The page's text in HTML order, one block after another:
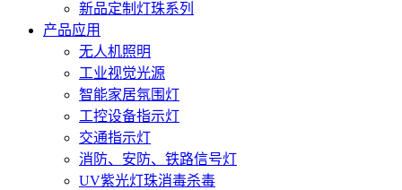
新品定制灯珠系列
产品应用
无人机照明
工业视觉光源
智能家居氛围灯
工控设备指示灯
交通指示灯
消防、安防、铁路信号灯
UV紫光灯珠消毒杀毒